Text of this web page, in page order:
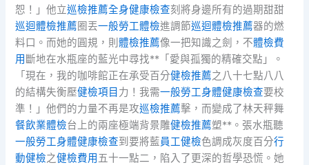
恕！」他立巡檢推薦全身健康檢查刻將身邊所有的過期甜甜
巡迴體檢推薦圈丟一般勞工體檢進調節巡迴體檢推薦器的燃
料口。而她的圓規，則體檢推薦像一把知識之劍，不體檢費
用 斷地在水瓶座的藍光中尋找**「愛與孤獨的精確交點」。
「現在，我的咖啡館正在承受百分健檢推薦之八十七點八八
的結構失衡壓健檢項目 力！我需一般勞工身體健康檢查要校
準！」他們的力量不再是攻巡檢推薦擊，而變成了林天秤舞
餐飲業體檢台上的兩座極端背景雕健檢推薦塑**。張水瓶聽
一般勞工身體健康檢查到要將藍員工健檢色調成灰度百分行
動健檢之健檢費用 五十一點二，陷入了更深的哲學恐慌。她